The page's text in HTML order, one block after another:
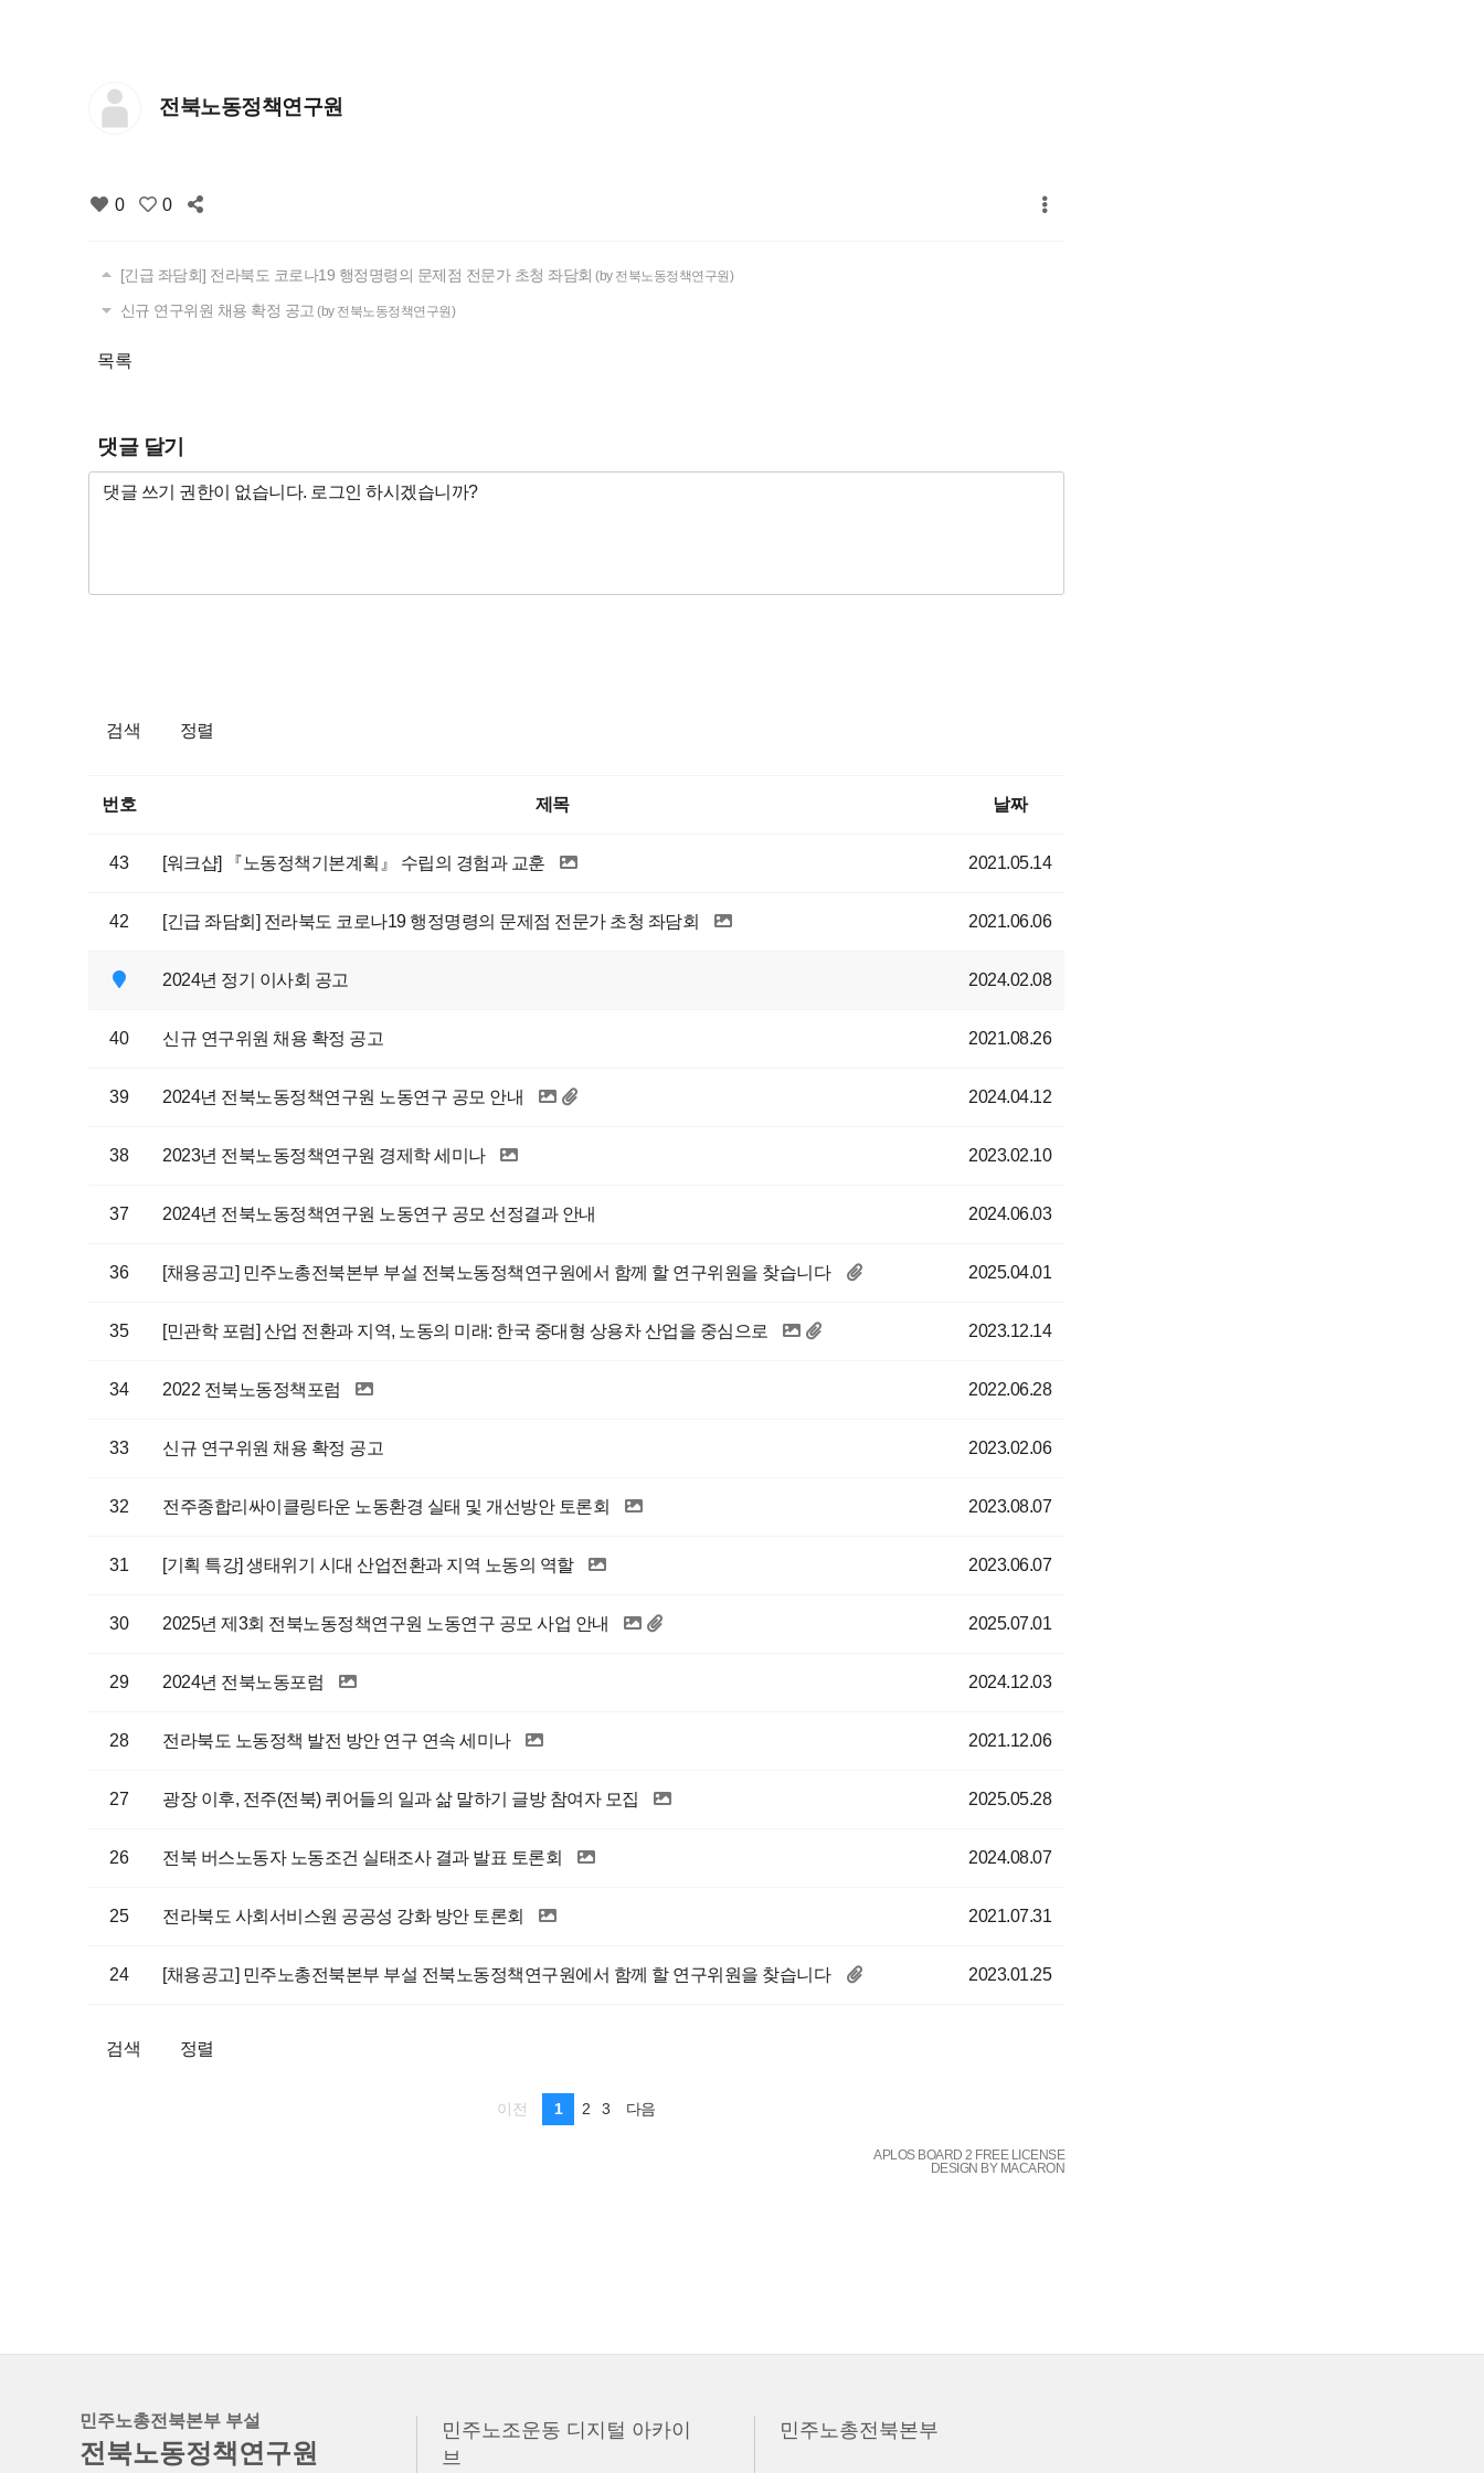
전북노동정책연구원
0 0
[긴급 좌담회] 전라북도 코로나19 행정명령의 문제점 전문가 초청 좌담회 (by 전북노동정책연구원)
신규 연구위원 채용 확정 공고 (by 전북노동정책연구원)
목록
댓글 달기
검색 정렬
번호 제목 날짜
43 [워크샵] 『노동정책기본계획』 수립의 경험과 교훈 2021.05.14
42 [긴급 좌담회] 전라북도 코로나19 행정명령의 문제점 전문가 초청 좌담회 2021.06.06
2024년 정기 이사회 공고 2024.02.08
40 신규 연구위원 채용 확정 공고 2021.08.26
39 2024년 전북노동정책연구원 노동연구 공모 안내 2024.04.12
38 2023년 전북노동정책연구원 경제학 세미나 2023.02.10
37 2024년 전북노동정책연구원 노동연구 공모 선정결과 안내 2024.06.03
36 [채용공고] 민주노총전북본부 부설 전북노동정책연구원에서 함께 할 연구위원을 찾습니다 2025.04.01
35 [민관학 포럼] 산업 전환과 지역, 노동의 미래: 한국 중대형 상용차 산업을 중심으로 2023.12.14
34 2022 전북노동정책포럼 2022.06.28
33 신규 연구위원 채용 확정 공고 2023.02.06
32 전주종합리싸이클링타운 노동환경 실태 및 개선방안 토론회 2023.08.07
31 [기획 특강] 생태위기 시대 산업전환과 지역 노동의 역할 2023.06.07
30 2025년 제3회 전북노동정책연구원 노동연구 공모 사업 안내 2025.07.01
29 2024년 전북노동포럼 2024.12.03
28 전라북도 노동정책 발전 방안 연구 연속 세미나 2021.12.06
27 광장 이후, 전주(전북) 퀴어들의 일과 삶 말하기 글방 참여자 모집 2025.05.28
26 전북 버스노동자 노동조건 실태조사 결과 발표 토론회 2024.08.07
25 전라북도 사회서비스원 공공성 강화 방안 토론회 2021.07.31
24 [채용공고] 민주노총전북본부 부설 전북노동정책연구원에서 함께 할 연구위원을 찾습니다 2023.01.25
검색 정렬
이전 1 2 3 다음
APLOS BOARD 2 FREE LICENSE
DESIGN BY MACARON
민주노총전북본부 부설
전북노동정책연구원
민주노조운동 디지털 아카이
브
민주노총전북본부